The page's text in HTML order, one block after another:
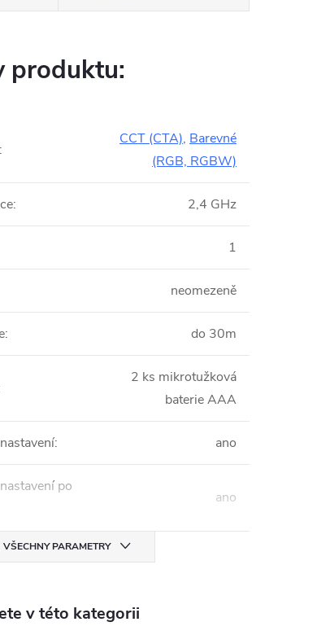
produktu:
:
CCT (CTA), Barevné
(RGB, RGBW)
: 2,4 GHz
1
neomezeně
: do 30m
2 ks mikrotužková
baterie AAA
: ano
po
ano
VŠECHNY PARAMETRY
v této kategorii